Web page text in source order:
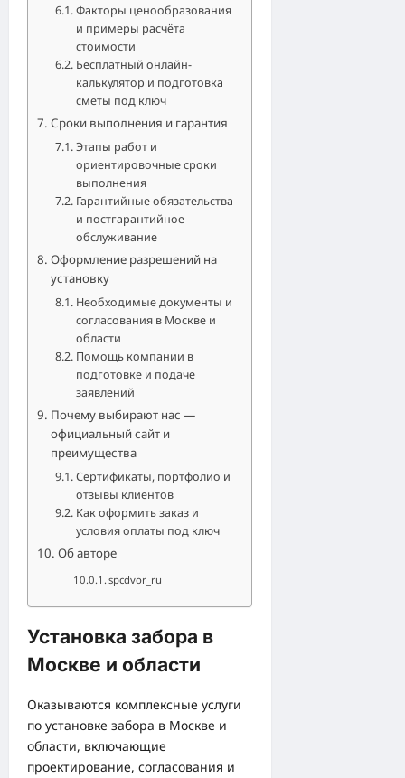
Факторы ценообразования
и примеры расчёта
стоимости
Бесплатный онлайн-
калькулятор и подготовка
сметы под ключ
Сроки выполнения и гарантия
Этапы работ и
ориентировочные сроки
выполнения
Гарантийные обязательства
и постгарантийное
обслуживание
Оформление разрешений на
установку
Необходимые документы и
согласования в Москве и
области
Помощь компании в
подготовке и подаче
заявлений
Почему выбирают нас —
официальный сайт и
преимущества
Сертификаты, портфолио и
отзывы клиентов
Как оформить заказ и
условия оплаты под ключ
Об авторе
spcdvor_ru
Установка забора в
Москве и области
Оказываются комплексные услуги
по установке забора в Москве и
области, включающие
проектирование, согласования и